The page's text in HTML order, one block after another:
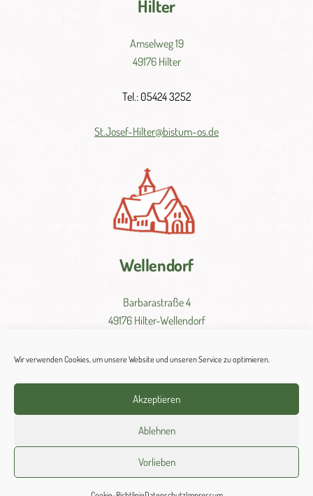
Wir verwenden Cookies, um unsere Website und unseren Service zu optimieren.
Akzeptieren
Ablehnen
Vorlieben
Hilter
Amselweg 19
49176 Hilter
Tel.: 05424 3252
St.Josef-Hilter@bistum-os.de
Wellendorf
Barbarastraße 4
49176 Hilter-Wellendorf
Tel.: 05409 330
Wellendorf@